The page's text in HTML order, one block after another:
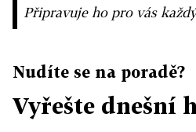
Připravuje ho pro vás
Nudíte se na poradě?
Vyřešte dnešní